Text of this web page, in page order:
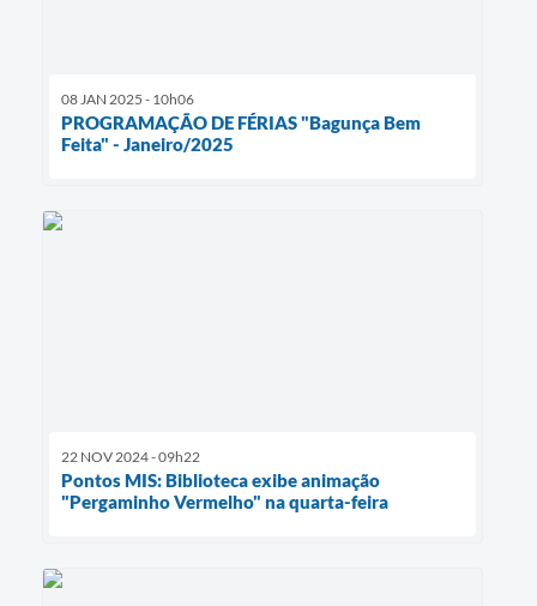
08 JAN 2025 - 10h06
PROGRAMAÇÃO DE FÉRIAS "Bagunça Bem
Feita" - Janeiro/2025
22 NOV 2024 - 09h22
Pontos MIS: Biblioteca exibe animação
"Pergaminho Vermelho" na quarta-feira